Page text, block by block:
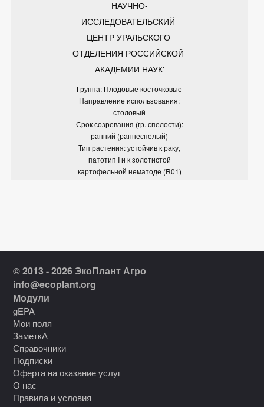
НАУЧНО-
ИССЛЕДОВАТЕЛЬСКИЙ
ЦЕНТР УРАЛЬСКОГО
ОТДЕЛЕНИЯ РОССИЙСКОЙ
АКАДЕМИИ НАУК'
Группа: Плодовые косточковые
Направление использования:
столовый
Срок созревания (гр. спелости):
ранний (раннеспелый)
Тип растения: устойчив к раку,
патотип I и к золотистой
картофельной нематоде (R01)
© 2013 - 2026 ЭкоПлант Агро
info@ecoplant.org
Модули
gEPA
Мои поля
ЗаметкА
Справочники
Подписки
Оферта на оказание услуг
О нас
Правила и условия